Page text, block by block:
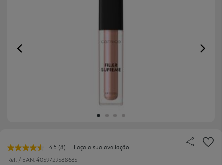
Previous
4.5 Leu
8
(8)
Faça a sua avaliação
Ref. / EAN: 4059729588685